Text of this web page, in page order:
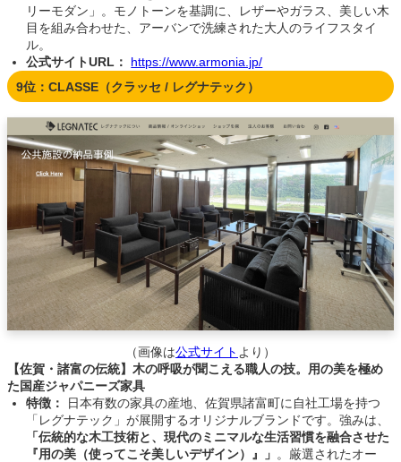
リーモダン」。モノトーンを基調に、レザーやガラス、美しい木
目を組み合わせた、アーバンで洗練された大人のライフスタイ
ル。
公式サイトURL：
https://www.armonia.jp/
9位：CLASSE（クラッセ / レグナテック）
（画像は公式サイト より）
【佐賀・諸富の伝統】木の呼吸が聞こえる職人の技。用の美を極め
た国産ジャパニーズ家具
特徴：
日本有数の家具の産地、佐賀県諸富町に自社工場を持つ
「レグナテック」が展開するオリジナルブランドです。強みは、
「伝統的な木工技術と、現代のミニマルな生活習慣を融合させた
『用の美（使ってこそ美しいデザイン）』」 。厳選されたオー